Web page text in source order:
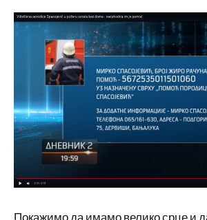
Покажимо да имамо велико срце и